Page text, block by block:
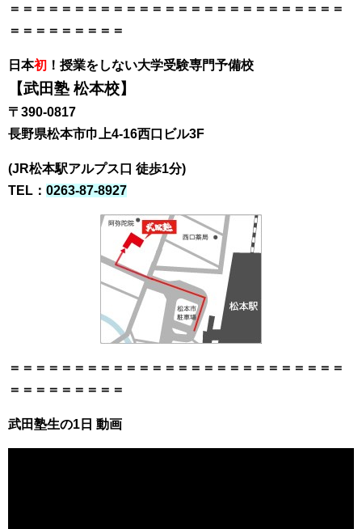
＝＝＝＝＝＝＝＝＝＝＝＝＝＝＝＝＝＝＝＝＝＝＝＝＝＝
＝＝＝＝＝＝＝＝＝
日本初 ！授業をしない大学受験専門予備校
【武田塾 松本校】
〒390-0817
長野県松本市巾上4-16西口ビル3F
(JR松本駅アルプス口 徒歩1分)
TEL： 0263-87-8927
＝＝＝＝＝＝＝＝＝＝＝＝＝＝＝＝＝＝＝＝＝＝＝＝＝＝
＝＝＝＝＝＝＝＝＝
武田塾生の1日 動画